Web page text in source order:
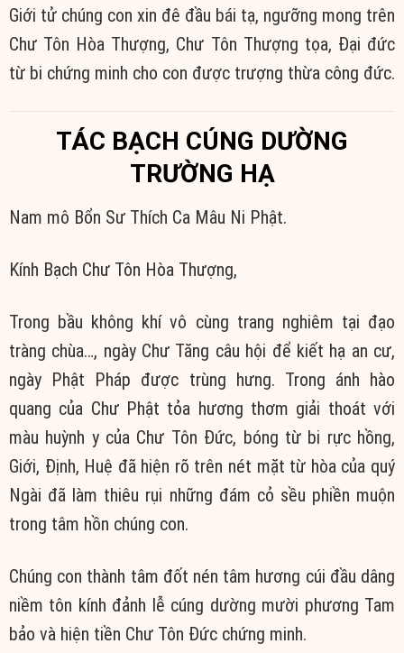
Giới tử chúng con xin đê đầu bái tạ, ngưỡng mong trên
Chư Tôn Hòa Thượng, Chư Tôn Thượng tọa, Đại đức
từ bi chứng minh cho con được trượng thừa công đức.
TÁC BẠCH CÚNG DƯỜNG
TRƯỜNG HẠ
Nam mô Bổn Sư Thích Ca Mâu Ni Phật.
Kính Bạch Chư Tôn Hòa Thượng,
Trong bầu không khí vô cùng trang nghiêm tại đạo
tràng chùa…, ngày Chư Tăng câu hội để kiết hạ an cư,
ngày Phật Pháp được trùng hưng. Trong ánh hào
quang của Chư Phật tỏa hương thơm giải thoát với
màu huỳnh y của Chư Tôn Đức, bóng từ bi rực hồng,
Giới, Định, Huệ đã hiện rõ trên nét mặt từ hòa của quý
Ngài đã làm thiêu rụi những đám cỏ sều phiền muộn
trong tâm hồn chúng con.
Chúng con thành tâm đốt nén tâm hương cúi đầu dâng
niềm tôn kính đảnh lễ cúng dường mười phương Tam
bảo và hiện tiền Chư Tôn Đức chứng minh.